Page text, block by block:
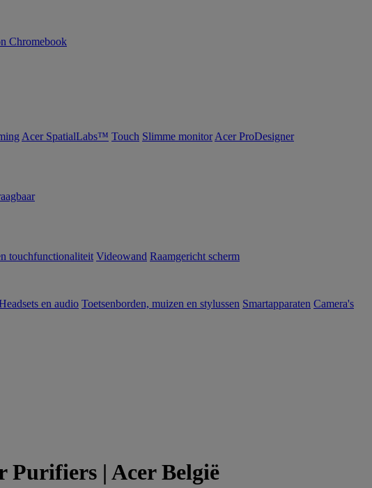
Chromebook
Acer SpatialLabs™ Touch Slimme monitor Acer ProDesigner
touchfunctionaliteit Videowand Raamgericht scherm
en audio Toetsenborden, muizen en stylussen Smartapparaten Camera's
Purifiers | Acer België